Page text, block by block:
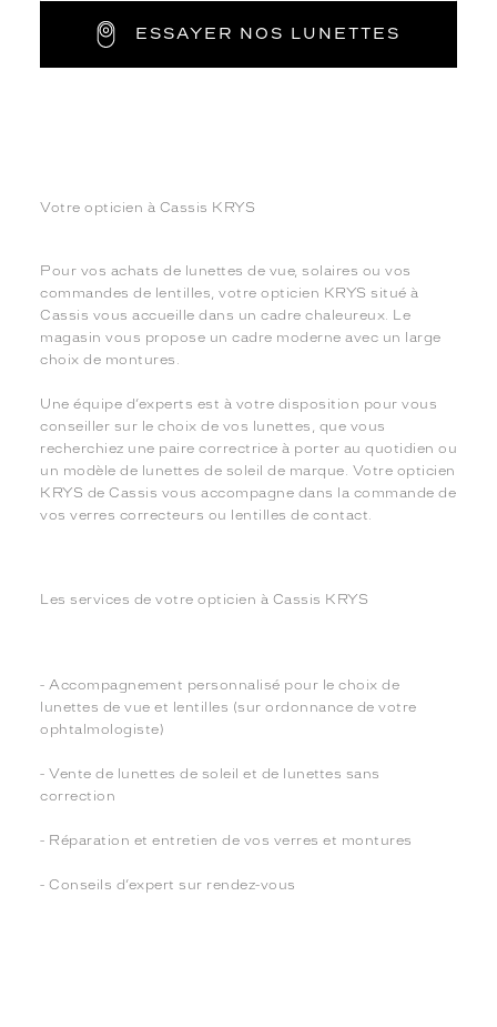
ESSAYER NOS LUNETTES
Votre opticien à Cassis KRYS
Pour vos achats de lunettes de vue, solaires ou vos
commandes de lentilles, votre opticien KRYS situé à
Cassis vous accueille dans un cadre chaleureux. Le
magasin vous propose un cadre moderne avec un large
choix de montures.
Une équipe d’experts est à votre disposition pour vous
conseiller sur le choix de vos lunettes, que vous
recherchiez une paire correctrice à porter au quotidien ou
un modèle de lunettes de soleil de marque. Votre opticien
KRYS de Cassis vous accompagne dans la commande de
vos verres correcteurs ou lentilles de contact.
Les services de votre opticien à Cassis KRYS
- Accompagnement personnalisé pour le choix de
lunettes de vue et lentilles (sur ordonnance de votre
ophtalmologiste)
- Vente de lunettes de soleil et de lunettes sans
correction
- Réparation et entretien de vos verres et montures
- Conseils d’expert sur rendez-vous